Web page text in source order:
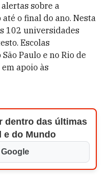
sobre a
o final do ano. Nesta
102 universidades
Escolas
Paulo e no Rio de
apoio às
dentro das últimas
e do Mundo